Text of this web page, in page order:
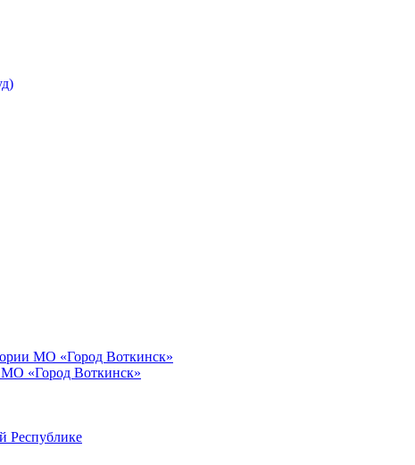
МО «Город Воткинск»
МО «Город Воткинск»
Республике